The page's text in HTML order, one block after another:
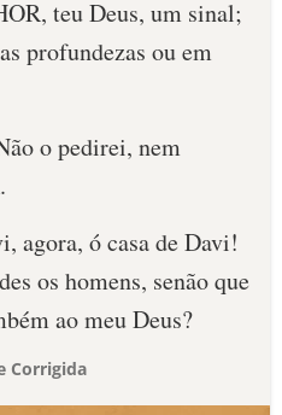
teu Deus, um sinal;
profundezas ou em
o pedirei, nem
agora, ó casa de Davi!
os homens, senão que
ao meu Deus?
Corrigida